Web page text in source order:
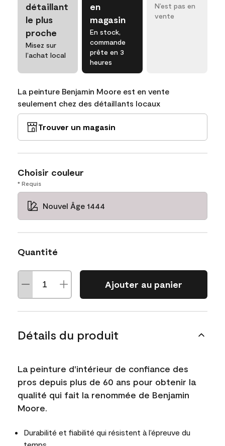
détaillant
le plus
proche
Misez sur
l’achat local
en
magasin
En stock,
commande
prête en 3
heures
N’est pas en
vente
La peinture Benjamin Moore est en vente
seulement chez des détaillants locaux
Trouver un magasin
Choisir couleur
* Requis
Nouvel Âge 1444
Quantité
Ajouter au panier
Détails du produit
La peinture d'intérieur de confiance des
pros depuis plus de 60 ans pour obtenir la
qualité qui fait la renommée de Benjamin
Moore.
Durabilité et fiabilité qui résistent à l’épreuve du
temps